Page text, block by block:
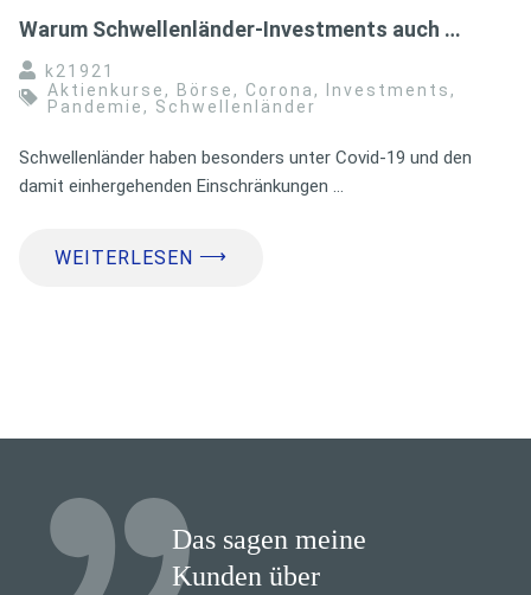
Warum Schwellenländer-Investments auch …
k21921
Aktienkurse , Börse , Corona , Investments ,
Pandemie , Schwellenländer
Schwellenländer haben besonders unter Covid-19 und den
damit einhergehenden Einschränkungen …
WEITERLESEN ⟶
Das sagen meine
Kunden über